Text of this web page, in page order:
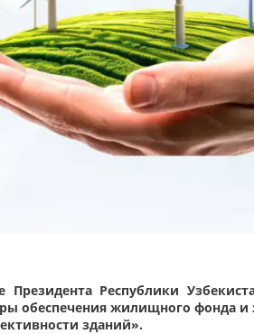
Президента Республики
обеспечения жилищного фонда и
зданий».